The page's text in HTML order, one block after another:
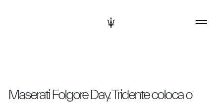
Maserati Folgore Day. Tridente coloca o